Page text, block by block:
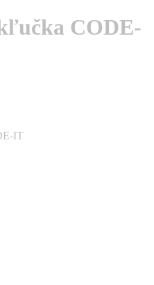
CODE-
IT